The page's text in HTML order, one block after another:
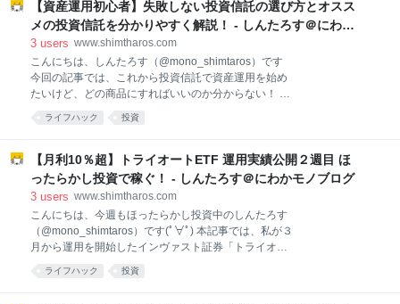
金ができない ・これから貯金を考えてる ・気づいたら
金欠になってる ・貯金方法を知りたい という方は、ぜ
ひ今回の記事を参考にしてみて下さい。 それでは、い
特徴,共通点 銀行口座が給与口座のみ 競馬,競輪等のギ
ャンブル好き クレジットはリボ払いで 毎日外食 飲み
会大好き 衝動買い,買い物依存 【具体例】貯金する方
法と改善策 貯金用口座の開設 先に貯金額分だけ別口座
【資産運用初心者】失敗しない投資信託の選び方とオスス
メの投資信託を分かりやすく解説！ - しんたろす＠にわか
モノブログ
3 users www.shimtharos.com
こんにちは、しんたろす（@mono_shimtaros）です
今回の記事では、これから投資信託で資産運用を始め
たいけど、どの商品にすればいいのか分からない！ と
いう方に向けた記事になります。 ・そもそも投資信託
ってなに ・投資信託の選び方の３つのポイント ・おす
説していきたいと思います。 それではいってみよ
う！！ 投資信託とはなにか 401K（企業型確定拠出年
金）にも使える 投資信託の選び方のポイント3選 イン
を選ぶ 手数料の安いものを選ぶ 信託報酬が安いもの
信託財産留保額や解約手数料がないもの おすすめの投
資信託 eMAXIS Slim米国株式(S&P500) SBIバンガード
S&P500インデックスファンド 楽天・全米株式インデ
ライフハック 投資
【月利10％超】トライオートETF 運用実績公開２週目 ほ
ったらかし投資で稼ぐ！ - しんたろす＠にわかモノブログ
3 users www.shimtharos.com
こんにちは、今週もほったらかし投資中のしんたろす
（@mono_shimtaros）です(ﾟ∀ﾟ) 本記事では、私が３
月から運用を開始したインヴァスト証券「トライオー
トETF」の運用実績と投資戦略についてご紹介しま
す！ ・トライオートETFの実績と設定が知りたい ・自
ライフハック 投資